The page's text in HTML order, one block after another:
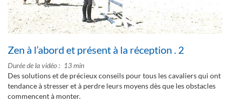
Zen à l’abord et présent à la réception . 2
Durée de la vidéo
13 min
Des solutions et de précieux conseils pour tous les cavaliers qui ont
tendance à stresser et à perdre leurs moyens dès que les obstacles
commencent à monter.